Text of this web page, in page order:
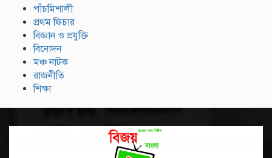
পাঁচমিশালী
প্রথম ফিচার
বিজ্ঞান ও প্রযুক্তি
বিনোদন
মঞ্চ নাটক
রাজনীতি
শিক্ষা